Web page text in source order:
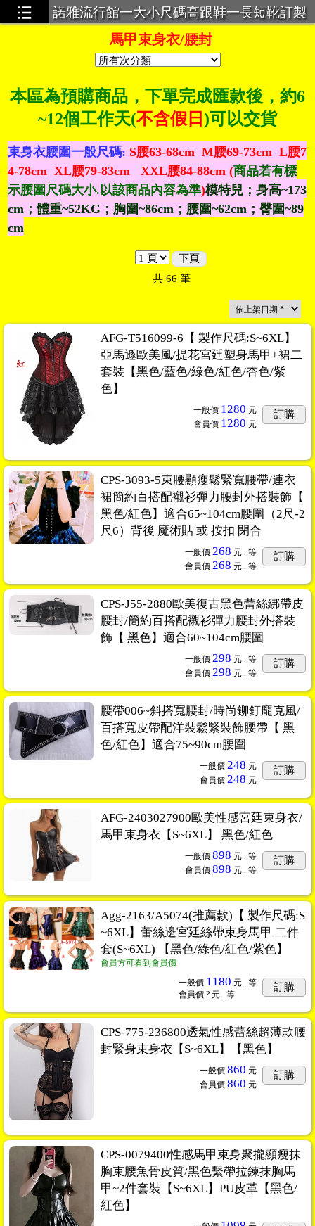
諾雅流行館一大小尺碼高跟鞋一長短靴訂製
一超大碼服飾一義乳一馬甲束身衣
馬甲束身衣/腰封
本區為預購商品，下單完成匯款後， 約6
~12個工作天(不含假日 )可以交貨
束身衣腰圍一般尺碼: S腰63-68cm M腰69-73cm L腰7
4-78cm XL腰79-83cm XXL腰84-88cm (商品若有標
示腰圍尺碼大小.以該商品內容為準)模特兒；身高~173
cm；體重~52KG；胸圍~86cm；腰圍~62cm；臀圍~89
cm
下頁
共 66 筆
AFG-T516099-6【 製作尺碼:S~6XL】
亞馬遜歐美風/提花宮廷塑身馬甲+裙二
套裝【黑色/藍色/綠色/紅色/杏色/紫
色】
一般價 1280 元
會員價 1280 元
訂購
CPS-3093-5束腰顯瘦鬆緊寬腰帶/連衣
裙簡約百搭配襯衫彈力腰封外搭裝飾【
黑色/紅色】適合65~104cm腰圍（2尺-2
尺6）背後 魔術貼 或 按扣 閉合
一般價 268 元...等
會員價 268 元...等
訂購
CPS-J55-2880歐美復古黑色蕾絲綁帶皮
腰封/簡約百搭配襯衫彈力腰封外搭裝
飾【 黑色】適合60~104cm腰圍
一般價 298 元...等
會員價 298 元...等
訂購
腰帶006~斜搭寬腰封/時尚鉚釘龐克風/
百搭寬皮帶配洋裝鬆緊裝飾腰帶【 黑
色/紅色】適合75~90cm腰圍
一般價 248 元
會員價 248 元
訂購
AFG-2403027900歐美性感宮廷束身衣/
馬甲束身衣【S~6XL】 黑色/紅色
一般價 898 元...等
會員價 898 元...等
訂購
Agg-2163/A5074(推薦款)【 製作尺碼:S
~6XL】蕾絲邊宮廷絲帶束身馬甲 二件
套(S~6XL) 【黑色/綠色/紅色/紫色】
會員方可看到會員價
一般價 1180 元... 等
會員價 ? 元... 等
訂購
CPS-775-236800透氣性感蕾絲超薄款腰
封緊身束身衣【S~6XL】【黑色】
一般價 860 元
會員價 860 元
訂購
CPS-0079400性感馬甲束身聚攏顯瘦抹
胸束腰魚骨皮質/黑色繫帶拉鍊抹胸馬
甲~2件套裝【S~6XL】PU皮革【黑色/
紅色】